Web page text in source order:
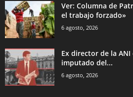
Ver: Columna de
el trabajo forzado»
6 agosto, 2026
Ex director de la
imputado del...
6 agosto, 2026